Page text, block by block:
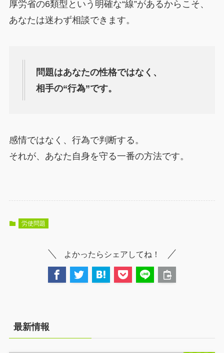
厚労省の6類型という明確な“線”があるからこそ、
あなたは迷わず相談できます。
問題はあなたの性格ではなく、
相手の“行為”です。
感情ではなく、行為で判断する。
それが、あなた自身を守る一番の方法です。
労使問題
よかったらシェアしてね！
最新情報